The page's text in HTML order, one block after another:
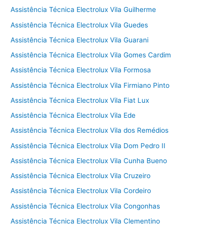
Assistência Técnica Electrolux Vila Guilherme
Assistência Técnica Electrolux Vila Guedes
Assistência Técnica Electrolux Vila Guarani
Assistência Técnica Electrolux Vila Gomes Cardim
Assistência Técnica Electrolux Vila Formosa
Assistência Técnica Electrolux Vila Firmiano Pinto
Assistência Técnica Electrolux Vila Fiat Lux
Assistência Técnica Electrolux Vila Ede
Assistência Técnica Electrolux Vila dos Remédios
Assistência Técnica Electrolux Vila Dom Pedro II
Assistência Técnica Electrolux Vila Cunha Bueno
Assistência Técnica Electrolux Vila Cruzeiro
Assistência Técnica Electrolux Vila Cordeiro
Assistência Técnica Electrolux Vila Congonhas
Assistência Técnica Electrolux Vila Clementino